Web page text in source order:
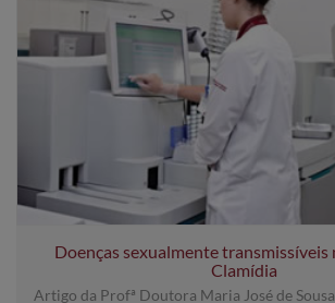
Doenças sexualmente transmissíveis
Clamídia
Artigo da Profª Doutora Maria José de